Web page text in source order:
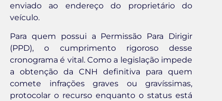
enviado ao endereço do proprietário do
veículo.
Para quem possui a Permissão Para Dirigir
(PPD), o cumprimento rigoroso desse
cronograma é vital. Como a legislação impede
a obtenção da CNH definitiva para quem
comete infrações graves ou gravíssimas,
protocolar o recurso enquanto o status está